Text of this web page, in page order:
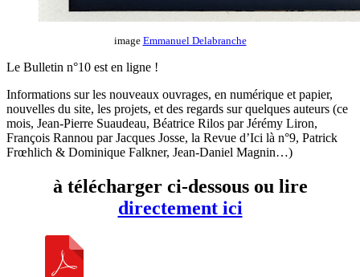
image Emmanuel Delabranche
Le Bulletin n°10 est en ligne !
Informations sur les nouveaux ouvrages, en numérique et papier,
nouvelles du site, les projets, et des regards sur quelques auteurs (ce
mois, Jean-Pierre Suaudeau, Béatrice Rilos par Jérémy Liron,
François Rannou par Jacques Josse, la Revue d’Ici là n°9, Patrick
Frœhlich & Dominique Falkner, Jean-Daniel Magnin…)
à télécharger ci-dessous ou lire
directement ici